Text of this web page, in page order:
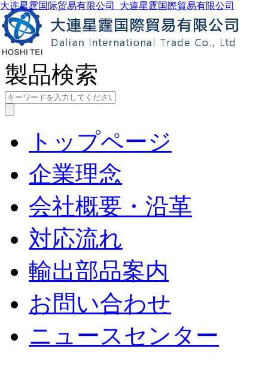
大连星霆国际贸易有限公司_大連星霆国際貿易有限公司
製品検索
トップページ
企業理念
会社概要・沿革
対応流れ
輸出部品案内
お問い合わせ
ニュースセンター